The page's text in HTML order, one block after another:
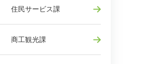
住民サービス課
商工観光課